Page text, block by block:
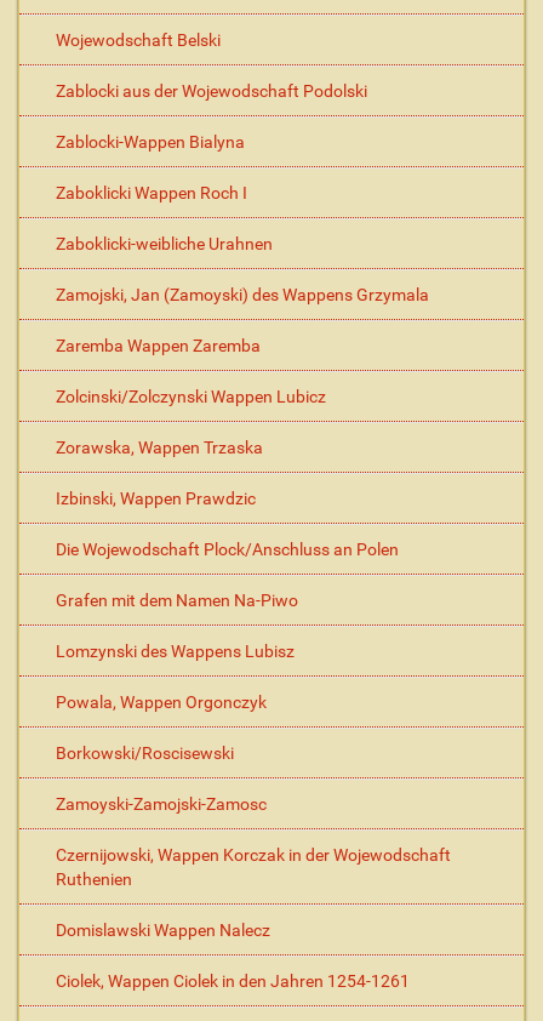
Wojewodschaft Belski
Zablocki aus der Wojewodschaft Podolski
Zablocki-Wappen Bialyna
Zaboklicki Wappen Roch I
Zaboklicki-weibliche Urahnen
Zamojski, Jan (Zamoyski) des Wappens Grzymala
Zaremba Wappen Zaremba
Zolcinski/Zolczynski Wappen Lubicz
Zorawska, Wappen Trzaska
Izbinski, Wappen Prawdzic
Die Wojewodschaft Plock/Anschluss an Polen
Grafen mit dem Namen Na-Piwo
Lomzynski des Wappens Lubisz
Powala, Wappen Orgonczyk
Borkowski/Roscisewski
Zamoyski-Zamojski-Zamosc
Czernijowski, Wappen Korczak in der Wojewodschaft
Ruthenien
Domislawski Wappen Nalecz
Ciolek, Wappen Ciolek in den Jahren 1254-1261